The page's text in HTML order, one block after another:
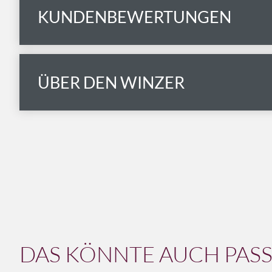
KUNDENBEWERTUNGEN
ÜBER DEN WINZER
DAS KÖNNTE AUCH